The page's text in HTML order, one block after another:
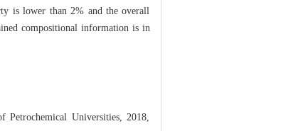
is lower than 2% and the overall
compositional information is in
Universities, 2018,